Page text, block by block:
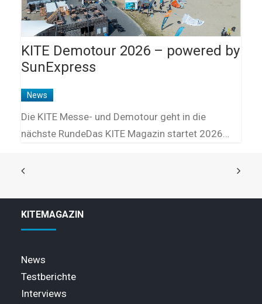
KITE Demotour 2026 – powered by
SunExpress
News
Die KITE Messe- und Demotour geht in die
nächste RundeDas KITE Magazin startet 2026…
KITEMAGAZIN
News
Testberichte
Interviews